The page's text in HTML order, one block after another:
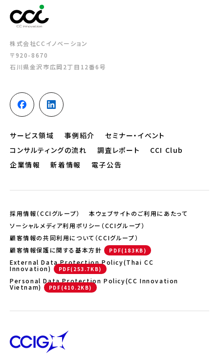
株式会社CCイノベーション
〒920-8670
石川県金沢市広岡2丁目12番6号
サービス領域 事例紹介
セミナー・イベント
コンサルティングの流れ
調査レポート
CCI Club
企業情報
新着情報 電子公告
採用情報（CCIグループ）
本ウェブサイトのご利用にあたって
ソーシャルメディア利用ポリシー（CCIグループ）
顧客情報の共同利用について（CCIグループ）
顧客情報保護に関する基本方針
External Data Protection Policy(Thai CC
Innovation)
Personal Data Protection Policy(CC Innovation
Vietnam)